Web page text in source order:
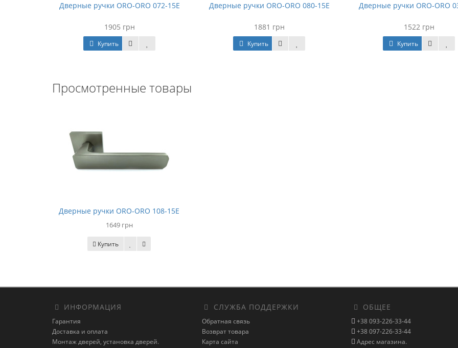
Дверные ручки ORO-ORO 072-15E
1905 грн
Купить
Дверные ручки ORO-ORO 080-15E
1881 грн
Купить
Дверные ручки ORO-ORO
1522 грн
Купить
Просмотренные товары
Дверные ручки ORO-ORO 108-15E
1649 грн
Купить
ИНФОРМАЦИЯ
Гарантия
Доставка и оплата
Монтаж дверей, установка дверей.
СЛУЖБА ПОДДЕРЖКИ
Обратная связь
Возврат товара
Карта сайта
ОБЩЕЕ
+38 093-226-33-44
+38 097-226-33-44
Адрес магазина.